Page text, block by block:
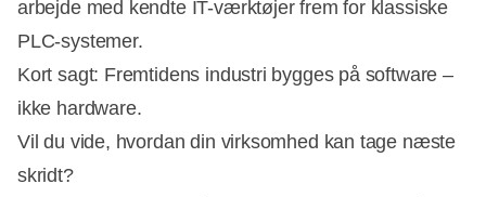
arbejde med kendte IT-værktøjer frem for klassiske
PLC-systemer.
Kort sagt: Fremtidens industri bygges på software –
ikke hardware.
Vil du vide, hvordan din virksomhed kan tage næste
skridt?